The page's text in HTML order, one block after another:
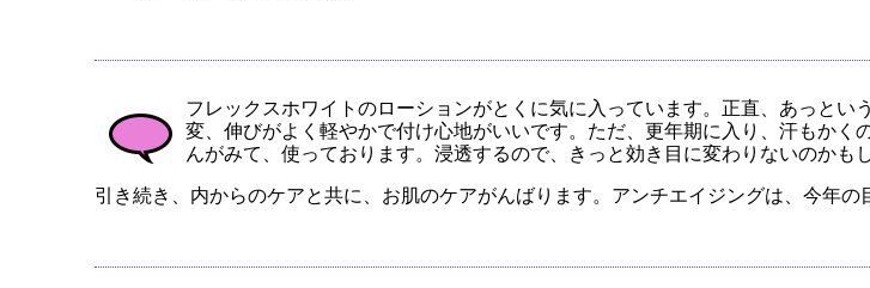
フレックスホワイトのローションがとくに気に入っています。正直、あっと
変、伸びがよく軽やかで付け心地がいいです。ただ、更年期に入り、汗もか
んがみて、使っております。浸透するので、きっと効き目に変わりないのかも
引き続き、内からのケアと共に、お肌のケアがんばります。アンチエイジングは、今年